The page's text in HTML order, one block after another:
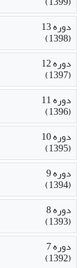
دوره 13
(1398)
دوره 12
(1397)
دوره 11
(1396)
دوره 10
(1395)
دوره 9
(1394)
دوره 8
(1393)
دوره 7
(1392)